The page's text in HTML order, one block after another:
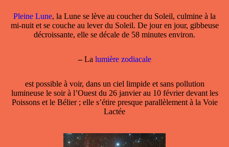
Pleine Lune, la Lune se lève au coucher du Soleil, culmine à la
mi-nuit et se couche au lever du Soleil. De jour en jour, gibbeuse
décroissante, elle se décale de 58 minutes environ.
–La lumière zodiacale
est possible à voir, dans un ciel limpide et sans pollution
lumineuse le soir à l’Ouest du 26 janvier au 10 février devant les
Poissons et le Bélier ; elle s’étire presque parallèlement à la Voie
Lactée